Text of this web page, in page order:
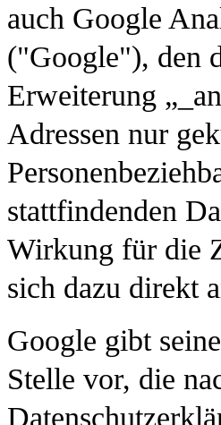
auch Google
("Google"), den
Erweiterung
Adressen nur
stattfindenden
Wirkung für die
sich dazu direkt
Google gibt
Stelle vor, die